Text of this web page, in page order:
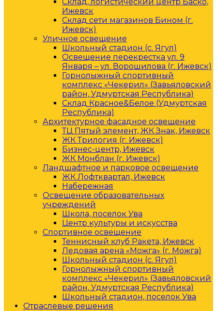
Ижевск
Склад сети магазинов Бином (г.
Ижевск)
Уличное освещение
Школьный стадион (с. Ягул)
Освещение перекрестка ул. 9
Января – ул. Ворошилова (г. Ижевск)
Горнолыжный спортивный
комплекс «Чекерил» (Завьяловский
район, Удмуртская Республика)
Склад Красное&Белое (Удмуртская
Республика)
Архитектурное фасадное освещение
ТЦ Пятый элемент, ЖК Знак, Ижевск
ЖК Трилогия (г. Ижевск)
Бизнес-центр, Ижевск
ЖК Монблан (г. Ижевск)
Ландшафтное и парковое освещение
ЖК Лофтквартал, Ижевск
Набережная
Освещение образовательных
учреждений
Школа, поселок Ува
Центр культуры и искусства
Спортивное освещение
Теннисный клуб Ракета, Ижевск
Ледовая арена «Можга» (г. Можга)
Школьный стадион (с. Ягул)
Горнолыжный спортивный
комплекс «Чекерил» (Завьяловский
район, Удмуртская Республика)
Школьный стадион, поселок Ува
Отраслевые решения